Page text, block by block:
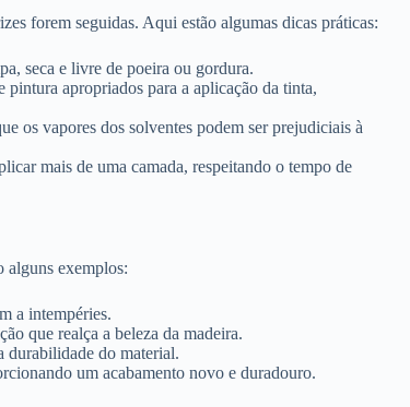
forem seguidas. Aqui estão algumas dicas práticas:
seca e livre de poeira ou gordura.
apropriados para a aplicação da tinta,
os vapores dos solventes podem ser prejudiciais à
mais de uma camada, respeitando o tempo de
alguns exemplos:
a intempéries.
que realça a beleza da madeira.
durabilidade do material.
um acabamento novo e duradouro.